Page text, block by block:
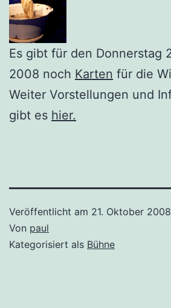
Es gibt für den Donnerstag
2008 noch Karten für die
Weiter Vorstellungen und
gibt es hier.
Veröffentlicht am 21. Oktober 2008
Von paul
Kategorisiert als Bühne